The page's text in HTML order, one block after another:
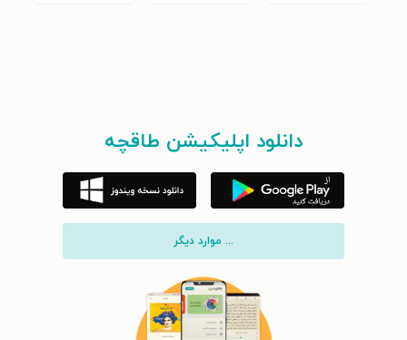
دانلود اپلیکیشن طاقچه
... موارد دیگر